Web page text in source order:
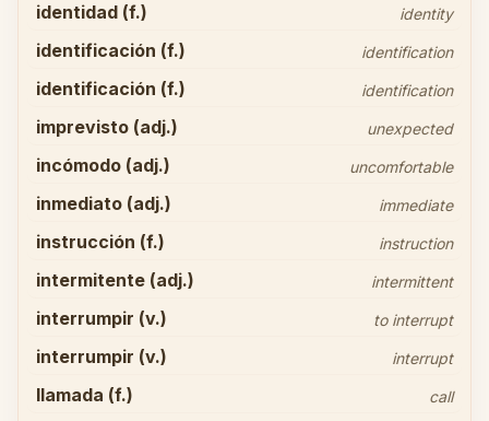
identidad (f.) identity
identificación (f.) identification
identificación (f.) identification
imprevisto (adj.) unexpected
incómodo (adj.) uncomfortable
inmediato (adj.) immediate
instrucción (f.) instruction
intermitente (adj.) intermittent
interrumpir (v.) to interrupt
interrumpir (v.) interrupt
llamada (f.) call